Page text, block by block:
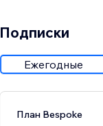
Подписки
Ежегодные
План Bespoke